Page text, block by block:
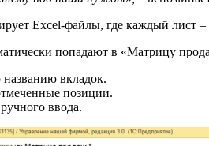
Excel-файлы, где каждый лист
попадают в «Матрицу
вкладок.
позиции.
ввода.